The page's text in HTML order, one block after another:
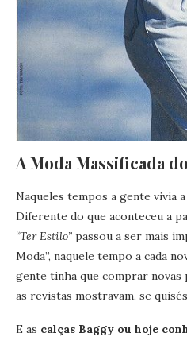
A Moda Massificada
Naqueles tempos a gente vivia
Diferente do que aconteceu a
“Ter Estilo” passou a ser mais
Moda”, naquele tempo a cada
gente tinha que comprar novas
as revistas mostravam, se
E as calças Baggy ou hoje